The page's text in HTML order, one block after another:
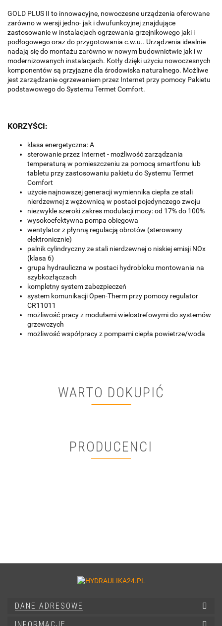
GOLD PLUS II to innowacyjne, nowoczesne urządzenia oferowane
zarówno w wersji jedno- jak i dwufunkcyjnej znajdujące
zastosowanie w instalacjach ogrzewania grzejnikowego jaki i
podłogowego oraz do przygotowania c.w.u.. Urządzenia idealnie
nadają się do montażu zarówno w nowym budownictwie jak i w
modernizowanych instalacjach. Kotły dzięki użyciu nowoczesnych
komponentów są przyjazne dla środowiska naturalnego. Możliwe
jest zarządzanie ogrzewaniem przez Internet przy pomocy Pakietu
podstawowego do Systemu Termet Comfort.
KORZYŚCI:
klasa energetyczna: A
sterowanie przez Internet - możliwość zarządzania
temperaturą w pomieszczeniu za pomocą smartfonu lub
tabletu przy zastosowaniu pakietu do Systemu Termet
Comfort
użycie najnowszej generacji wymiennika ciepła ze stali
nierdzewnej z wężownicą w postaci pojedynczego zwoju
niezwykle szeroki zakres modulacji mocy: od 17% do 100%
wysokoefektywna pompa obiegowa
wentylator z płynną regulacją obrotów (sterowany
elektronicznie)
palnik cylindryczny ze stali nierdzewnej o niskiej emisji NOx
(klasa 6)
grupa hydrauliczna w postaci hydrobloku montowania na
szybkozłączach
kompletny system zabezpieczeń
system komunikacji Open-Therm przy pomocy regulator
CR11011
możliwość pracy z modułami wielostrefowymi do systemów
grzewczych
możliwość współpracy z pompami ciepła powietrze/woda
WARTO DOKUPIĆ
PRODUCENCI
DANE ADRESOWE
INFORMACJE